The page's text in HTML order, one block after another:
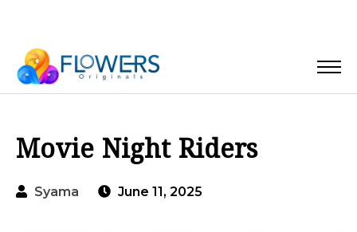
Movie Night Riders
Syama June 11, 2025